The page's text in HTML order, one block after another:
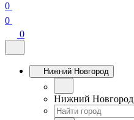
0
0
0
Нижний Новгород
Нижний Новгород